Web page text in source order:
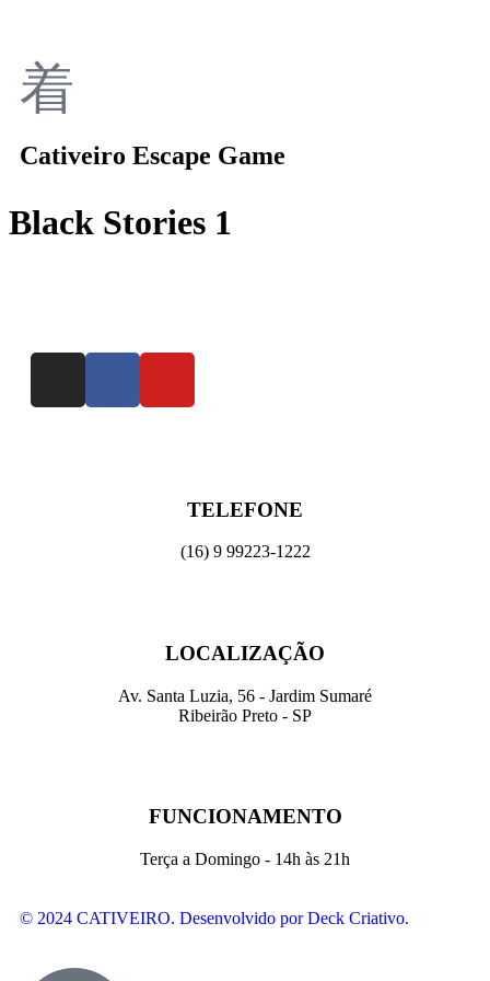
Cativeiro Escape Game
Black Stories 1
TELEFONE
(16) 9 99223-1222
LOCALIZAÇÃO
Av. Santa Luzia, 56 - Jardim Sumaré
Ribeirão Preto - SP
FUNCIONAMENTO
Terça a Domingo - 14h às 21h
© 2024 CATIVEIRO. Desenvolvido por Deck Criativo.